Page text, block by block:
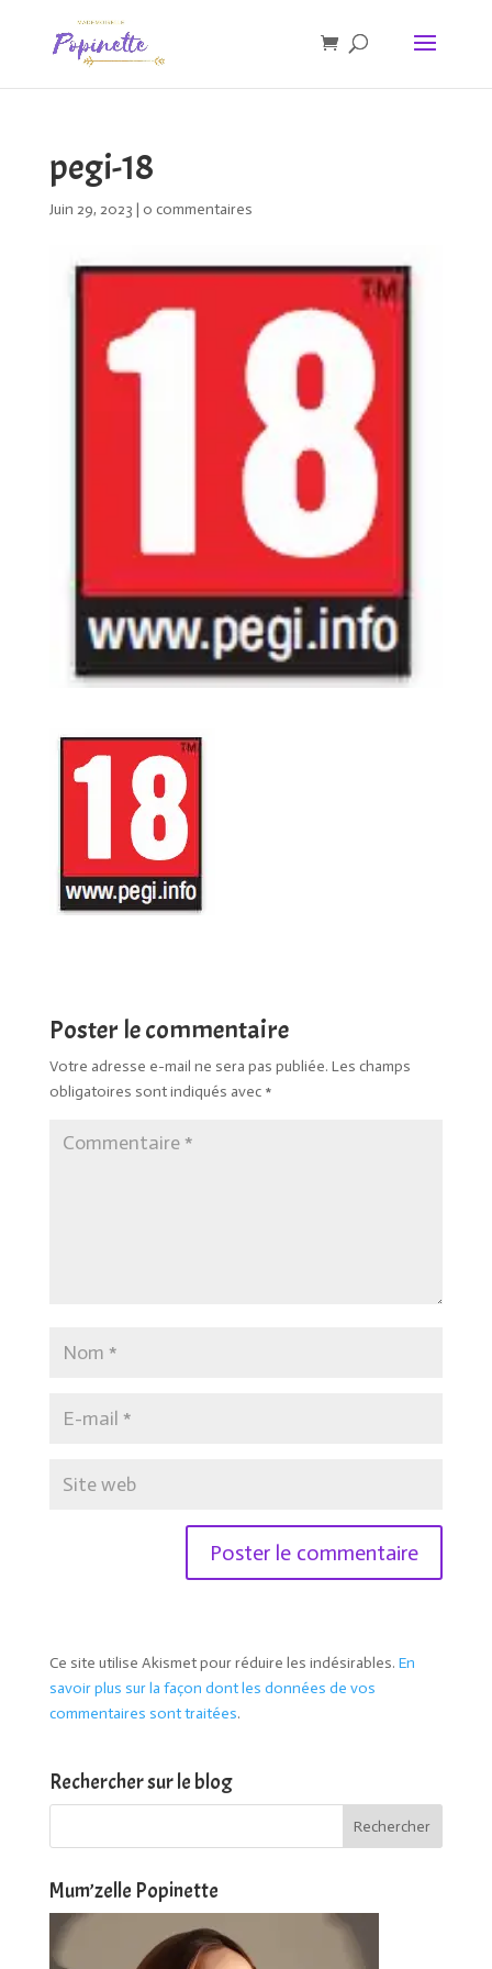
pegi-18
Juin 29, 2023 | 0 commentaires
Poster le commentaire
Votre adresse e-mail ne sera pas publiée. Les champs
obligatoires sont indiqués avec *
Ce site utilise Akismet pour réduire les indésirables. En
savoir plus sur la façon dont les données de vos
commentaires sont traitées.
Rechercher sur le blog
Mum’zelle Popinette